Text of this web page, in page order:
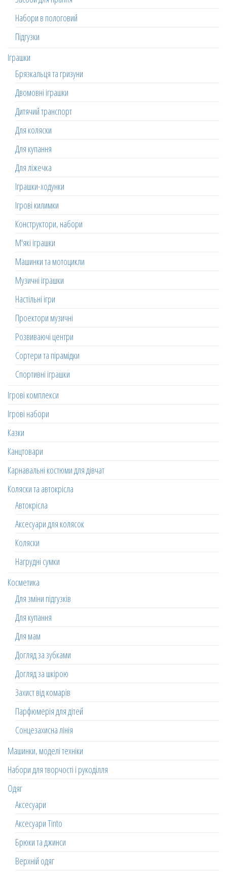
Набори в пологовий
Підгузки
Іграшки
Брязкальця та гризуни
Двомовні іграшки
Дитячий транспорт
Для коляски
Для купання
Для ліжечка
Іграшки-ходунки
Ігрові килимки
Конструктори, набори
М'які іграшки
Машинки та мотоцикли
Музичні іграшки
Настільні ігри
Проектори музичні
Розвиваючі центри
Сортери та пірамідки
Спортивні іграшки
Ігрові комплекси
Ігрові набори
Казки
Канцтовари
Карнавальні костюми для дівчат
Коляски та автокрісла
Автокрісла
Аксесуари для колясок
Коляски
Нагрудні сумки
Косметика
Для зміни підгузків
Для купання
Для мам
Догляд за зубками
Догляд за шкірою
Захист від комарів
Парфюмерія для дітей
Сонцезахисна лінія
Машинки, моделі техніки
Набори для творчості і рукоділля
Одяг
Аксесуари
Аксесуари Tinto
Брюки та джинси
Верхній одяг